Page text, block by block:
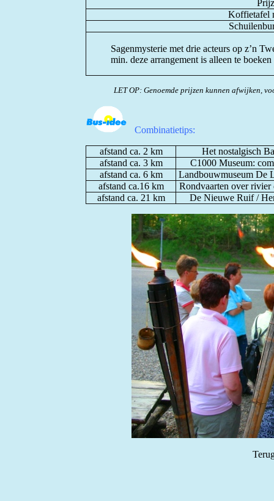
Koffietafel
Sagenmysterie met drie acteurs op z’n
min. deze arrangement is alleen te
LET OP: Genoemde prijzen kunnen afwijken,
Combinatietips:
afstand ca. 2 km
Het nostalgisch
afstand ca. 3 km
C1000 Museum:
afstand ca. 6 km
Landbouwmuseum De
afstand ca.16 km
Rondvaarten over rivier
afstand ca. 21 km
De Nieuwe Ruif /